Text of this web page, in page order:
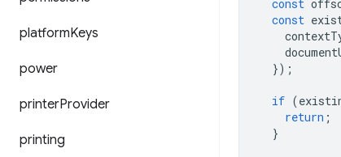
platformKeys
power
printerProvider
printing
const
const
});
if (
return ;
}